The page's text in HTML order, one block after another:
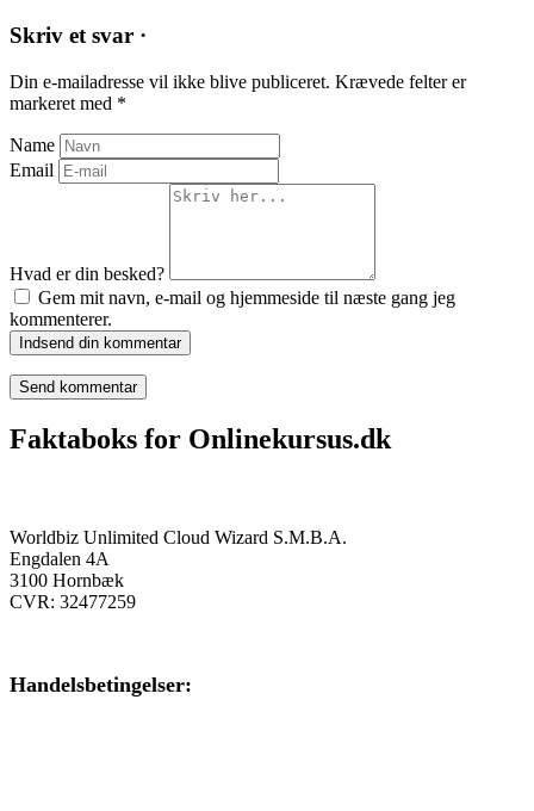
Skriv et svar ·
Din e-mailadresse vil ikke blive publiceret. Krævede felter er
markeret med *
Name
Email
Hvad er din besked?
Gem mit navn, e-mail og hjemmeside til næste gang jeg
kommenterer.
Indsend din kommentar
Faktaboks for Onlinekursus.dk
Worldbiz Unlimited Cloud Wizard S.M.B.A.
Engdalen 4A
3100 Hornbæk
CVR: 32477259
Handelsbetingelser: